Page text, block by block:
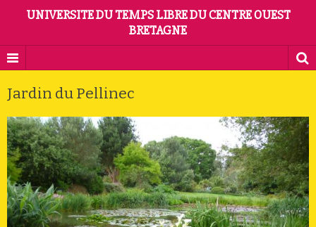
UNIVERSITE DU TEMPS LIBRE DU CENTRE OUEST
BRETAGNE
Jardin du Pellinec